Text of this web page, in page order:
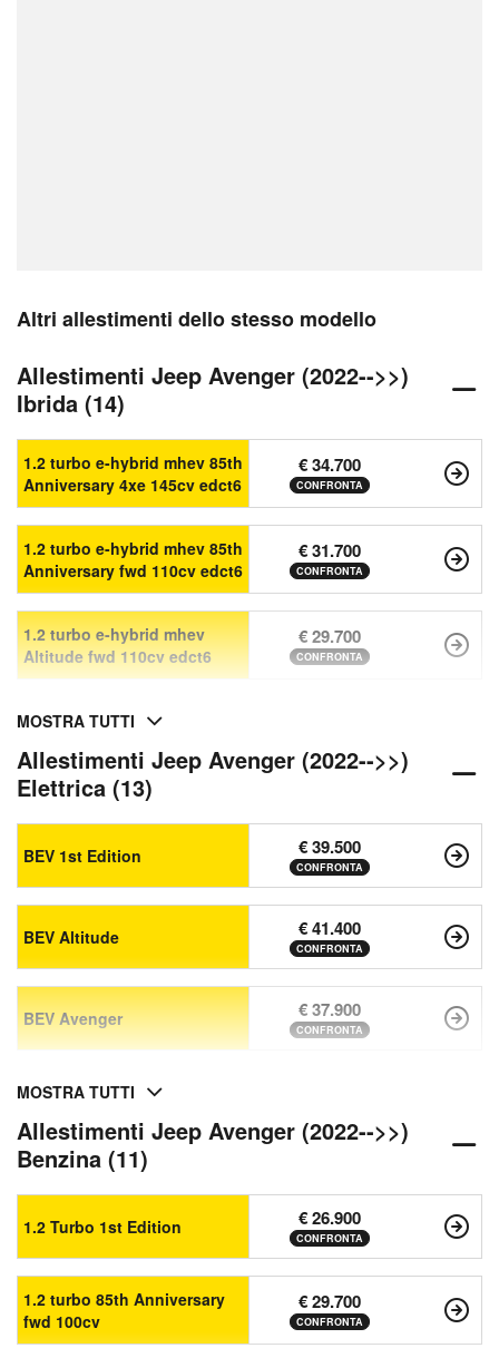
Altri allestimenti dello stesso modello
Allestimenti Jeep Avenger (2022-->>)
Ibrida (14)
1.2 turbo e-hybrid mhev 85th
Anniversary 4xe 145cv edct6
€ 34.700
CONFRONTA
1.2 turbo e-hybrid mhev 85th
Anniversary fwd 110cv edct6
€ 31.700
CONFRONTA
1.2 turbo e-hybrid mhev
Altitude fwd 110cv edct6
€ 29.700
CONFRONTA
MOSTRA TUTTI
Allestimenti Jeep Avenger (2022-->>)
Elettrica (13)
BEV 1st Edition € 39.500
CONFRONTA
BEV Altitude € 41.400
CONFRONTA
BEV Avenger € 37.900
CONFRONTA
MOSTRA TUTTI
Allestimenti Jeep Avenger (2022-->>)
Benzina (11)
1.2 Turbo 1st Edition € 26.900
CONFRONTA
1.2 turbo 85th Anniversary
fwd 100cv
€ 29.700
CONFRONTA